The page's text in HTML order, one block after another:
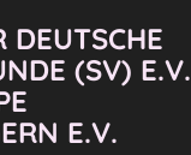
DEUTSCHE
(SV) E.V.
E.V.